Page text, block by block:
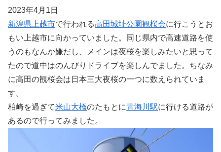
2023年4月1日
新潟県上越市で行われる高田城址公園観桜会に行こうとお
もい上越市に向かっていました。同じ県内で高速道路を使
うのもなんか嫌だし、メインは夜桜を楽しみたいと思って
たので道中はのんびりドライブを楽しんでました。ちなみ
に高田の観桜会は日本三大夜桜の一つに数えられていま
す。
柏崎を過ぎて米山大橋のたもとに青海川駅に行ける道路が
あるので行ってみました。